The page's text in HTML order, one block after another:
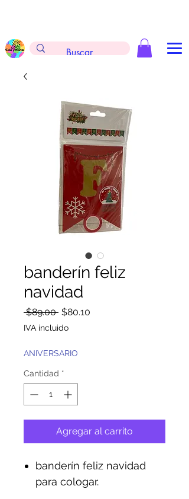
banderín feliz
navidad
$89.00 Precio
$80.10
IVA incluido
ANIVERSARIO
Cantidad *
Agregar al carrito
banderín feliz navidad
para cologar.